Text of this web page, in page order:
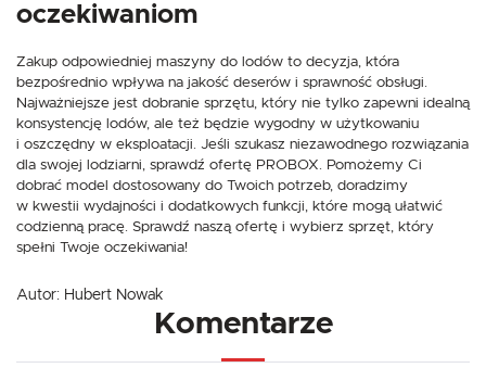
oczekiwaniom
Zakup odpowiedniej maszyny do lodów to decyzja, która
bezpośrednio wpływa na jakość deserów i sprawność obsługi.
Najważniejsze jest dobranie sprzętu, który nie tylko zapewni idealną
konsystencję lodów, ale też będzie wygodny w użytkowaniu
i oszczędny w eksploatacji. Jeśli szukasz niezawodnego rozwiązania
dla swojej lodziarni, sprawdź ofertę PROBOX. Pomożemy Ci
dobrać model dostosowany do Twoich potrzeb, doradzimy
w kwestii wydajności i dodatkowych funkcji, które mogą ułatwić
codzienną pracę. Sprawdź naszą ofertę i wybierz sprzęt, który
spełni Twoje oczekiwania!
Autor: Hubert Nowak
Komentarze